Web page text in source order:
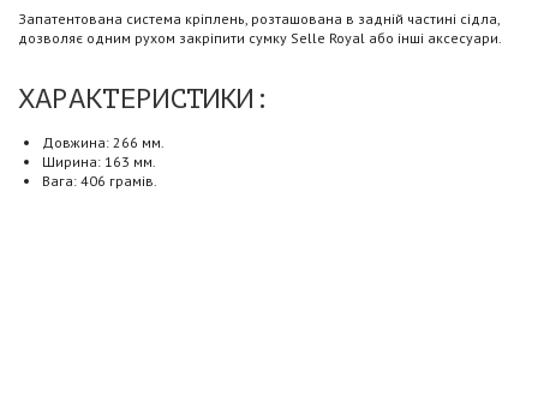
Запатентована система кріплень, розташована в задній частині сідла,
дозволяє одним рухом закріпити сумку Selle Royal або інші аксесуари.
ХАРАКТЕРИСТИКИ:
Довжина: 266 мм.
Ширина: 163 мм.
Вага: 406 грамів.